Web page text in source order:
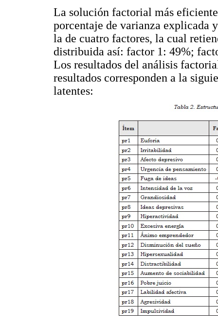
La solución factorial más
porcentaje de varianza explicada
la de cuatro factores, la cual
distribuida así: factor 1: 49%;
Los resultados del análisis
resultados corresponden a la
latentes: